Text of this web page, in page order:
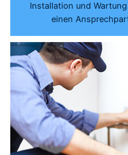
Installation und
einen